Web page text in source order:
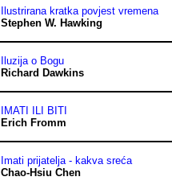
Ilustrirana kratka povjest vremena
Stephen W. Hawking
Iluzija o Bogu
Richard Dawkins
IMATI ILI BITI
Erich Fromm
Imati prijatelja - kakva sreća
Chao-Hsiu Chen